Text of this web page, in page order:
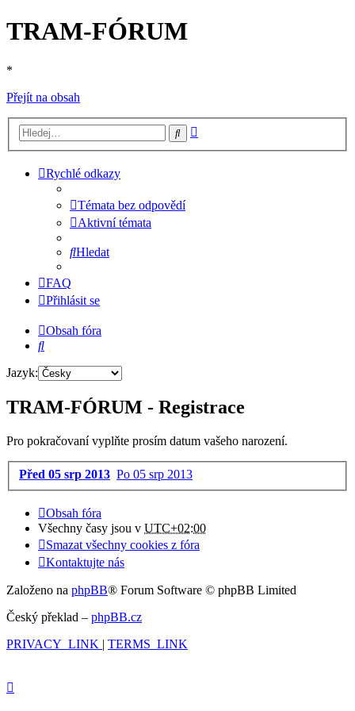
TRAM-FÓRUM
*
Přejít na obsah
Hledat
Rychlé odkazy
Témata bez odpovědí
Aktivní témata
Hledat
FAQ
Přihlásit se
Obsah fóra
Hledat
Jazyk:
TRAM-FÓRUM - Registrace
Pro pokračovaní vyplňte prosím datum vašeho narození.
Před 05 srp 2013 Po 05 srp 2013
Obsah fóra
Všechny časy jsou v UTC+02:00
Smazat všechny cookies z fóra
Kontaktujte nás
Založeno na phpBB® Forum Software © phpBB Limited
Český překlad – phpBB.cz
PRIVACY_LINK | TERMS_LINK